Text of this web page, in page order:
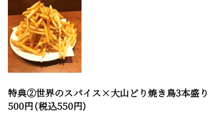
特典②世界のスパイス×大山どり焼き鳥3本盛り
500円（税込550円）